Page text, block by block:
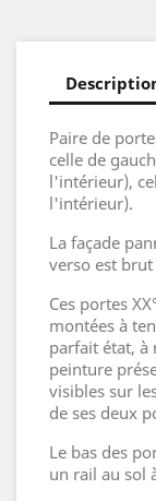
Paire de
celle de
l'intérieur),
l'intérieur).
La façade
verso est
Ces portes
montées à
parfait état, à
peinture
visibles sur
de ses deux
Le bas des
un rail au sol